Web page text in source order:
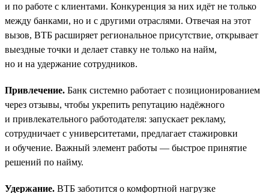
и по работе с клиентами. Конкуренция за них идёт не только
между банками, но и с другими отраслями. Отвечая на этот
вызов, ВТБ расширяет региональное присутствие, открывает
выездные точки и делает ставку не только на найм,
но и на удержание сотрудников.
Привлечение. Банк системно работает с позиционированием
через отзывы, чтобы укрепить репутацию надёжного
и привлекательного работодателя: запускает рекламу,
сотрудничает с университетами, предлагает стажировки
и обучение. Важный элемент работы — быстрое принятие
решений по найму.
Удержание. ВТБ заботится о комфортной нагрузке